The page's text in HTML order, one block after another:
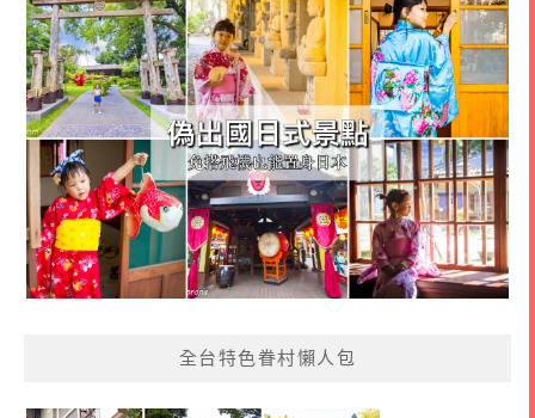
全台特色眷村懶人包